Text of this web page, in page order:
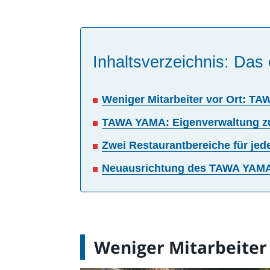
Inhaltsverzeichnis:
Weniger Mitarbeiter vor Ort:
TAWA YAMA: Eigenverwaltung
Zwei Restaurantbereiche für
Neuausrichtung des TAWA
Weniger Mitarbeiter